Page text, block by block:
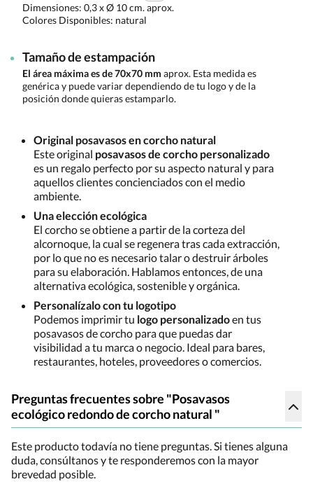
Dimensiones: 0,3 x Ø 10 cm. aprox.
Colores Disponibles: natural
Tamaño de estampación
El área máxima es de 70x70 mm aprox. Esta medida es
genérica y puede variar dependiendo de tu logo y de la
posición donde quieras estamparlo.
Original posavasos en corcho natural
Este original posavasos de corcho personalizado
es un regalo perfecto por su aspecto natural y para
aquellos clientes concienciados con el medio
ambiente.
Una elección ecológica
El corcho se obtiene a partir de la corteza del
alcornoque, la cual se regenera tras cada extracción,
por lo que no es necesario talar o destruir árboles
para su elaboración. Hablamos entonces, de una
alternativa ecológica, sostenible y orgánica.
Personalízalo con tu logotipo
Podemos imprimir tu logo personalizadoen tus
posavasos de corcho para que puedas dar
visibilidad a tu marca o negocio. Ideal para bares,
restaurantes, hoteles, proveedores o comercios.
Preguntas frecuentes sobre "Posavasos
ecológico redondo de corcho natural "
Este producto todavía no tiene preguntas. Si tienes alguna
duda, consúltanos y te responderemos con la mayor
brevedad posible.